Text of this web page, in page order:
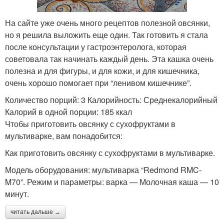
На сайте уже очень много рецептов полезной овсянки,
но я решила выложить еще один. Так готовить я стала
после консультации у гастроэнтеролога, которая
советовала так начинать каждый день. Эта кашка очень
полезна и для фигуры, и для кожи, и для кишечника,
очень хорошо помогает при “ленивом кишечнике”.
Количество порций: 3 Калорийность: Среднекалорийный
Калорий в одной порции: 185 ккал
Чтобы приготовить овсянку с сухофруктами в
мультиварке, вам понадобится:
Как приготовить овсянку с сухофруктами в мультиварке.
Модель оборудования: мультиварка “Redmond RMC-
M70”. Режим и параметры: варка — Молочная каша — 10
минут.
читать дальше →